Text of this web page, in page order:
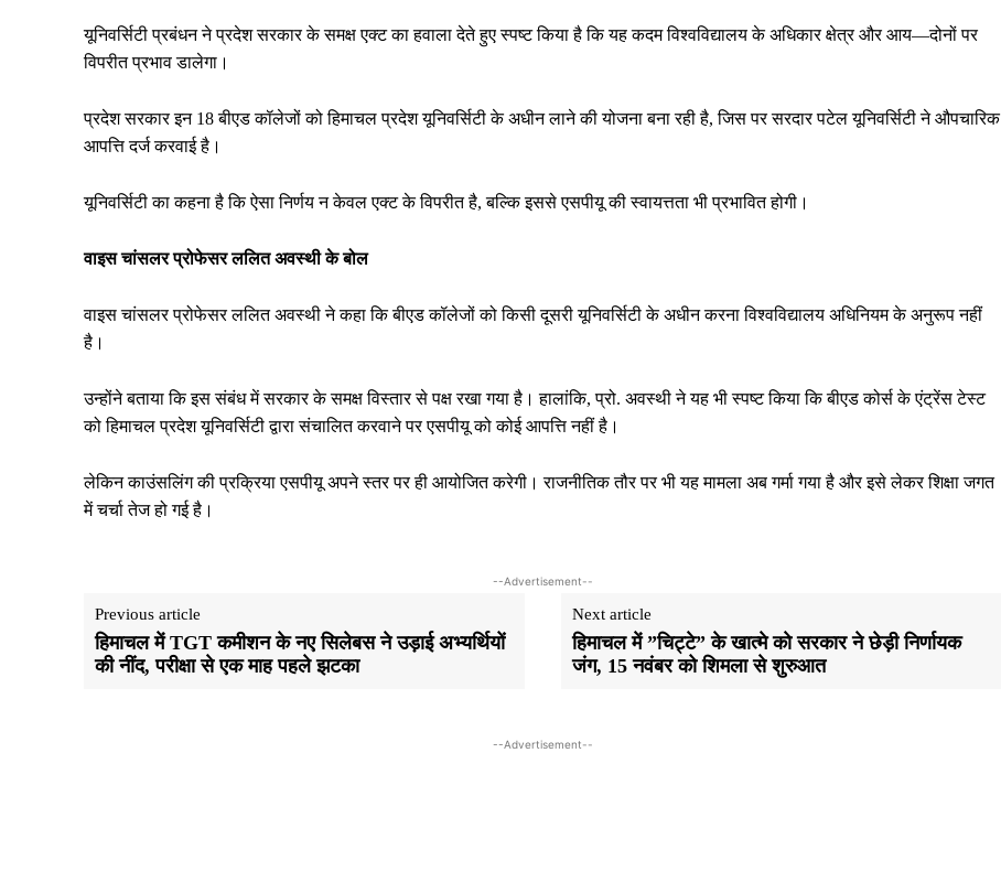
यूनिवर्सिटी प्रबंधन ने प्रदेश सरकार के समक्ष एक्ट का हवाला देते हुए स्पष्ट किया है कि यह कदम विश्वविद्यालय के अधिकार क्षेत्र और आय—दोनों पर
विपरीत प्रभाव डालेगा।
प्रदेश सरकार इन 18 बीएड कॉलेजों को हिमाचल प्रदेश यूनिवर्सिटी के अधीन लाने की योजना बना रही है, जिस पर सरदार पटेल यूनिवर्सिटी ने औपचारिक
आपत्ति दर्ज करवाई है।
यूनिवर्सिटी का कहना है कि ऐसा निर्णय न केवल एक्ट के विपरीत है, बल्कि इससे एसपीयू की स्वायत्तता भी प्रभावित होगी।
वाइस चांसलर प्रोफेसर ललित अवस्थी के बोल
वाइस चांसलर प्रोफेसर ललित अवस्थी ने कहा कि बीएड कॉलेजों को किसी दूसरी यूनिवर्सिटी के अधीन करना विश्वविद्यालय अधिनियम के अनुरूप नहीं
है।
उन्होंने बताया कि इस संबंध में सरकार के समक्ष विस्तार से पक्ष रखा गया है। हालांकि, प्रो. अवस्थी ने यह भी स्पष्ट किया कि बीएड कोर्स के एंट्रेंस टेस्ट
को हिमाचल प्रदेश यूनिवर्सिटी द्वारा संचालित करवाने पर एसपीयू को कोई आपत्ति नहीं है।
लेकिन काउंसलिंग की प्रक्रिया एसपीयू अपने स्तर पर ही आयोजित करेगी। राजनीतिक तौर पर भी यह मामला अब गर्मा गया है और इसे लेकर शिक्षा जगत
में चर्चा तेज हो गई है।
--Advertisement--
Previous article
हिमाचल में TGT कमीशन के नए सिलेबस ने उड़ाई अभ्यर्थियों
की नींद, परीक्षा से एक माह पहले झटका
Next article
हिमाचल में ”चिट्टे” के खात्मे काे सरकार ने छेड़ी निर्णायक
जंग, 15 नवंबर को शिमला से शुरुआत
--Advertisement--